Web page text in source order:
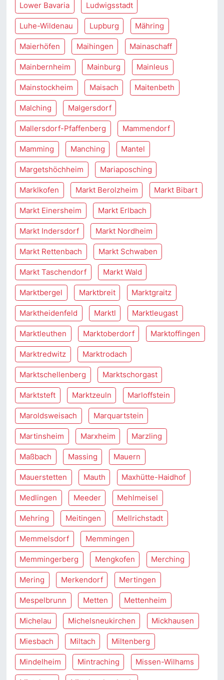
Lower Bavaria Ludwigsstadt
Luhe-Wildenau Lupburg Mähring
Maierhöfen Maihingen Mainaschaff
Mainbernheim Mainburg Mainleus
Mainstockheim Maisach Maitenbeth
Malching Malgersdorf
Mallersdorf-Pfaffenberg Mammendorf
Mamming Manching Mantel
Margetshöchheim Mariaposching
Marklkofen Markt Berolzheim Markt Bibart
Markt Einersheim Markt Erlbach
Markt Indersdorf Markt Nordheim
Markt Rettenbach Markt Schwaben
Markt Taschendorf Markt Wald
Marktbergel Marktbreit Marktgraitz
Marktheidenfeld Marktl Marktleugast
Marktleuthen Marktoberdorf Marktoffingen
Marktredwitz Marktrodach
Marktschellenberg Marktschorgast
Marktsteft Marktzeuln Marloffstein
Maroldsweisach Marquartstein
Martinsheim Marxheim Marzling
Maßbach Massing Mauern
Mauerstetten Mauth Maxhütte-Haidhof
Medlingen Meeder Mehlmeisel
Mehring Meitingen Mellrichstadt
Memmelsdorf Memmingen
Memmingerberg Mengkofen Merching
Mering Merkendorf Mertingen
Mespelbrunn Metten Mettenheim
Michelau Michelsneukirchen Mickhausen
Miesbach Miltach Miltenberg
Mindelheim Mintraching Missen-Wilhams